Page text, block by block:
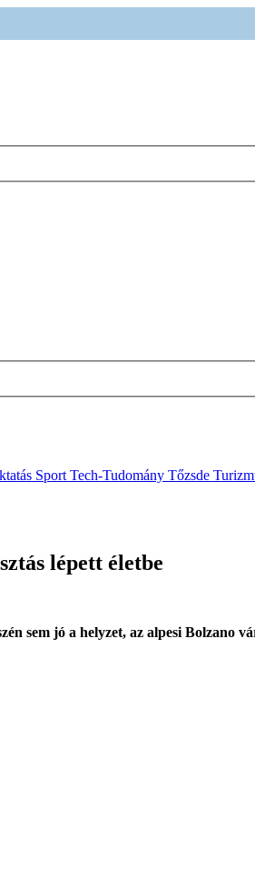
Sport Tech-Tudomány Tőzsde
lépett életbe
sem jó a helyzet, az alpesi Bolzano